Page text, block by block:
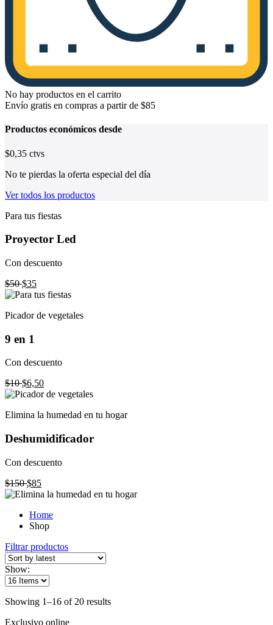
No hay productos en el carrito
Envío gratis en compras a partir de $85
Productos económicos desde
$0,35 ctvs
No te pierdas la oferta especial del día
Ver todos los productos
Para tus fiestas
Proyector Led
Con descuento
$50 $35
Picador de vegetales
9 en 1
Con descuento
$10 $6,50
Elimina la humedad en tu hogar
Deshumidificador
Con descuento
$150 $85
Home
Shop
Filtrar productos
Show:
Showing 1–16 of 20 results
Exclusivo online